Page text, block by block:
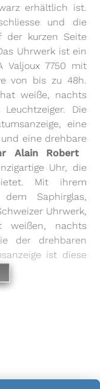
erhältlich ist.
und die
der kurzen Seite
Uhrwerk ist ein
Valjoux 7750 mit
von bis zu 48h.
weiße, nachts
Die
eine
eine drehbare
Alain Robert 
Uhr, die
Mit ihrem
dem Saphirglas,
Uhrwerk,
weißen, nachts
der drehbaren
ist diese